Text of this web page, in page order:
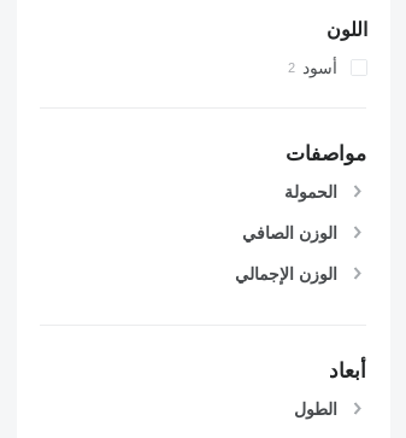
اللون
أسود
مواصفات
الحمولة
الوزن الصافي
الوزن الإجمالي
أبعاد
الطول